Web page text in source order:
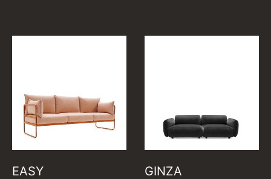
EASY GINZA